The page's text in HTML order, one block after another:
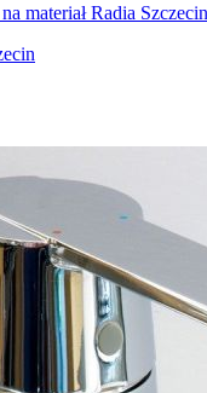
materiał Radia